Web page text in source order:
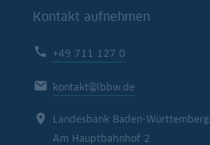
Kontakt aufnehmen
+49 711 127 0
kontakt@lbbw.de
Landesbank Baden-Württemberg
Am Hauptbahnhof 2